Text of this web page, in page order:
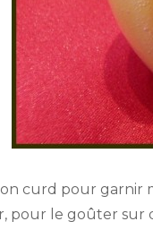
curd pour
le goûter sur